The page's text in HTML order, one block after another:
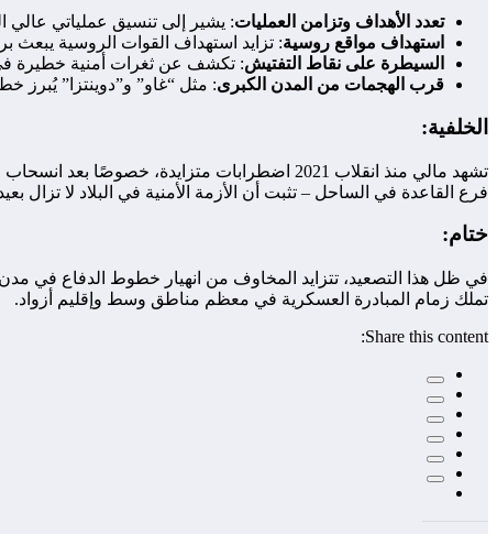
تعدد الأهداف وتزامن العمليات: يشير إلى تنسيق عملياتي
استهداف مواقع روسية: تزايد استهداف القوات الروسية يبعث
السيطرة على نقاط التفتيش: تكشف عن ثغرات أمنية خطيرة
قرب الهجمات من المدن الكبرى: مثل “غاو” و”دوينتزا” يُبرز
الخلفية:
تشهد مالي منذ انقلاب 2021 اضطرابات
فرع القاعدة في الساحل – تثبت أن الأزمة الأمنية في البلاد لا تزال
ختام:
في ظل هذا التصعيد، تتزايد المخاوف من انهيار خطوط الدفاع في مدن
تملك زمام المبادرة العسكرية في معظم مناطق وسط وإقليم أزواد.
Share this content: